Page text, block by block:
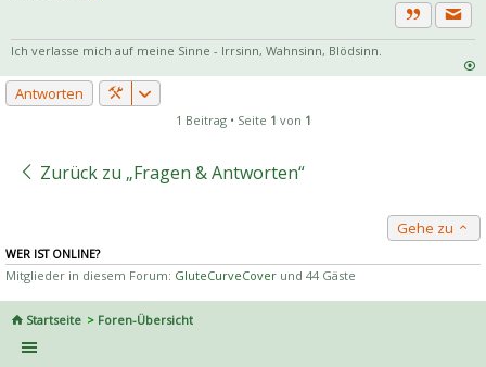
Zitat
Ich verlasse mich auf meine Sinne - Irrsinn, Wahnsinn, Blödsinn.
Antworten
1 Beitrag • Seite 1 von 1
Zurück zu „Fragen & Antworten“
Gehe zu
WER IST ONLINE?
Mitglieder in diesem Forum: GluteCurveCover und 44 Gäste
Startseite Foren-Übersicht